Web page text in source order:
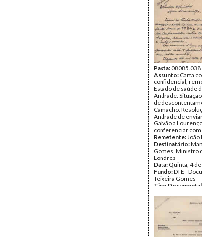
Pasta:08085.038
Assunto: Carta
confidencial,
Estado de saúde
Andrade.
de
Camacho.
Andrade de
Galvão a
conferenciar com
Remetente:João
Destinatário:
Gomes, Ministro
Londres
Data: Quinta, 4
Fundo:DTE -
Teixeira Gomes
Tipo